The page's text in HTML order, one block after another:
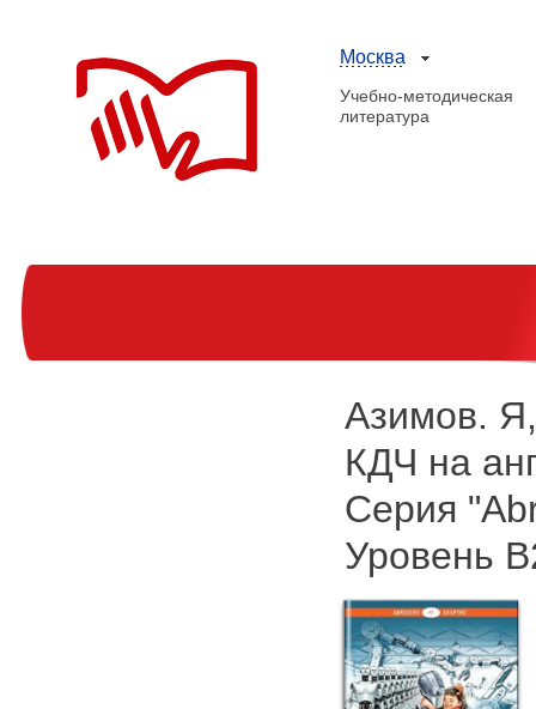
Москва
Учебно-методическая
литература
Азимов.
КДЧ на
Серия
Уровень